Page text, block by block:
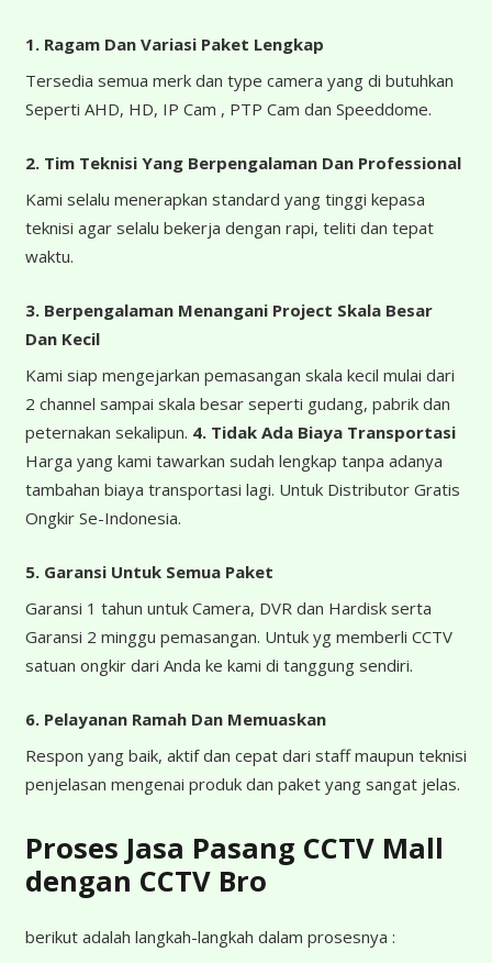
1. Ragam Dan Variasi Paket Lengkap
Tersedia semua merk dan type camera yang di butuhkan
Seperti AHD, HD, IP Cam , PTP Cam dan Speeddome.
2. Tim Teknisi Yang Berpengalaman Dan Professional
Kami selalu menerapkan standard yang tinggi kepasa
teknisi agar selalu bekerja dengan rapi, teliti dan tepat
waktu.
3. Berpengalaman Menangani Project Skala Besar
Dan Kecil
Kami siap mengejarkan pemasangan skala kecil mulai dari
2 channel sampai skala besar seperti gudang, pabrik dan
peternakan sekalipun. 4. Tidak Ada Biaya Transportasi
Harga yang kami tawarkan sudah lengkap tanpa adanya
tambahan biaya transportasi lagi. Untuk Distributor Gratis
Ongkir Se-Indonesia.
5. Garansi Untuk Semua Paket
Garansi 1 tahun untuk Camera, DVR dan Hardisk serta
Garansi 2 minggu pemasangan. Untuk yg memberli CCTV
satuan ongkir dari Anda ke kami di tanggung sendiri.
6. Pelayanan Ramah Dan Memuaskan
Respon yang baik, aktif dan cepat dari staff maupun teknisi
penjelasan mengenai produk dan paket yang sangat jelas.
Proses Jasa Pasang CCTV Mall
dengan CCTV Bro
berikut adalah langkah-langkah dalam prosesnya :